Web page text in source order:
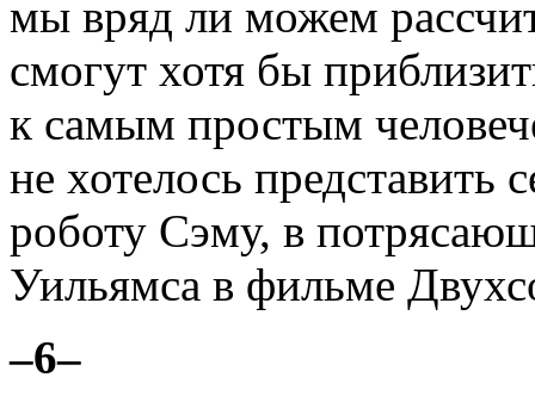
мы вряд ли можем
смогут хотя бы
к самым простым
не хотелось представить
роботу Сэму, в
Уильямса в фильме
–6–